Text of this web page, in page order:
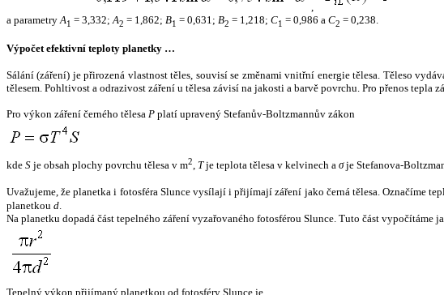
,
a parametryA1 = 3,332;A2 = 1,862; B1 = 0,631; B2 = 1,218; C1 = 0,986 a C2 = 0,238.
Výpočet efektivní teploty planetky …
Sálání (záření) je přirozená vlastnost těles, souvisí se změnami vnitřní energie tělesa. Těleso
tělesem. Pohltivost a odrazivost záření u tělesa závisí na jakosti a barvě povrchu. Pro přenos
Pro výkon záření černého tělesa P platí upravený Stefanův-Boltzmannův zákon
kde S je obsah plochy povrchu tělesa v m2, Tje teplota tělesa v kelvinech a σje Stefanova-
Uvažujeme, že planetka i fotosféra Slunce vysílají i přijímají záření jako černá tělesa. Označíme
planetkou d.
Na planetku dopadá část tepelného záření vyzařovaného fotosférou Slunce. Tuto část
Tepelný výkon přijímaný planetkou od fotosféry Slunce je